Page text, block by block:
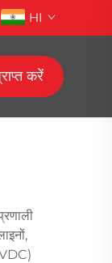
HI
करें